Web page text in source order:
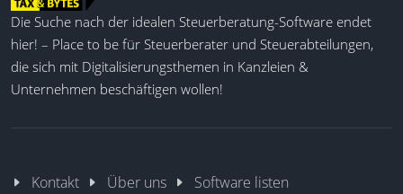
Die Suche nach der idealen Steuerberatung-Software endet
hier! – Place to be für Steuerberater und Steuerabteilungen,
die sich mit Digitalisierungsthemen in Kanzleien &
Unternehmen beschäftigen wollen!
Kontakt Über uns Software listen